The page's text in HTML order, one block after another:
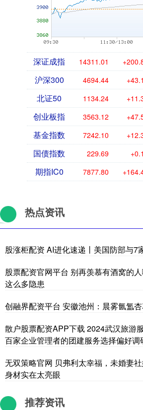
深证成指 14311.01
沪深300 4694.44
北证50 1134.24
创业板指 3563.12
基金指数 7242.10
国债指数 229.69
期指IC0 7877.80
热点资讯
股涨柜配资 AI进化速递丨美国防部与7
股票配资官网平台 别再羡慕有酒窝的
这么多隐患
创融界配资平台 安徽池州：晨雾氤氲
散户股票配资APP下载 2024武汉旅游
百家企业管理者的团建服务选择偏好调
无双策略官网 贝弗利太幸福，未婚妻
身材实在太亮眼
推荐资讯